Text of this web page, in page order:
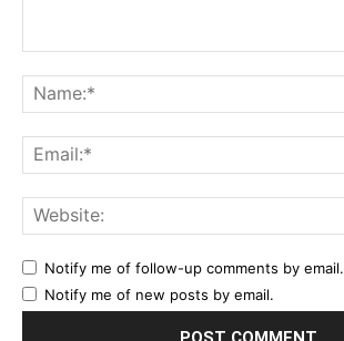
Notify me of follow-up comments by email.
Notify me of new posts by email.